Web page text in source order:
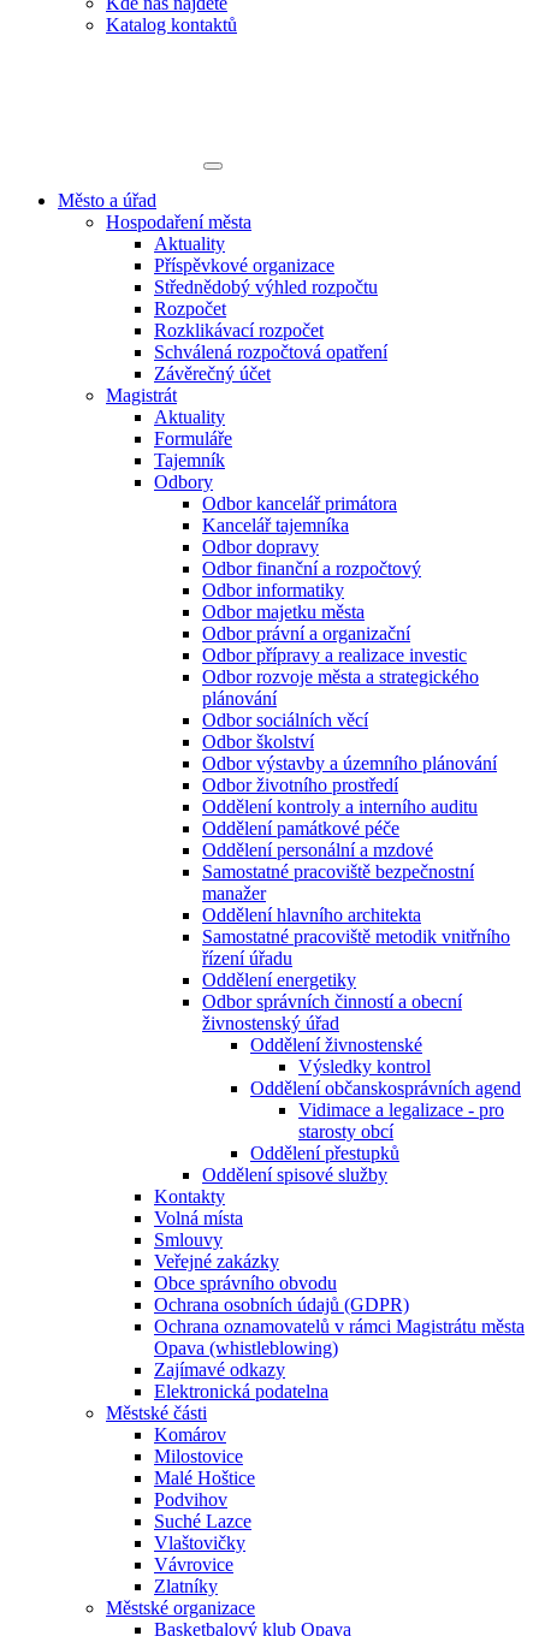
Katalog kontaktů
Město a úřad
Hospodaření města
Aktuality
Příspěvkové organizace
Střednědobý výhled rozpočtu
Rozpočet
Rozklikávací rozpočet
Schválená rozpočtová opatření
Závěrečný účet
Magistrát
Aktuality
Formuláře
Tajemník
Odbory
Odbor kancelář primátora
Kancelář tajemníka
Odbor dopravy
Odbor finanční a rozpočtový
Odbor informatiky
Odbor majetku města
Odbor právní a organizační
Odbor přípravy a realizace investic
Odbor rozvoje města a strategického
plánování
Odbor sociálních věcí
Odbor školství
Odbor výstavby a územního plánování
Odbor životního prostředí
Oddělení kontroly a interního auditu
Oddělení památkové péče
Oddělení personální a mzdové
Samostatné pracoviště bezpečnostní
manažer
Oddělení hlavního architekta
Samostatné pracoviště metodik vnitřního
řízení úřadu
Oddělení energetiky
Odbor správních činností a obecní
živnostenský úřad
Oddělení živnostenské
Výsledky kontrol
Oddělení občanskosprávních agend
Vidimace a legalizace - pro
starosty obcí
Oddělení přestupků
Oddělení spisové služby
Kontakty
Volná místa
Smlouvy
Veřejné zakázky
Obce správního obvodu
Ochrana osobních údajů (GDPR)
Ochrana oznamovatelů v rámci Magistrátu města
Opava (whistleblowing)
Zajímavé odkazy
Elektronická podatelna
Městské části
Komárov
Milostovice
Malé Hoštice
Podvihov
Suché Lazce
Vlaštovičky
Vávrovice
Zlatníky
Městské organizace
Basketbalový klub Opava